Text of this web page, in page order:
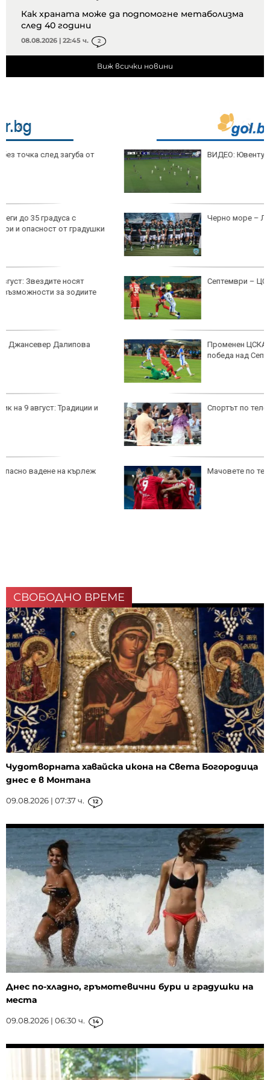
Как храната може да подпомогне метаболизма
след 40 години
08.08.2026 | 22:45 ч. 2
Виж всички новини
ВИДЕО: Ювентус – Интер
Черно море – Лудогорец
Септември – ЦСКА
Променен ЦСКА излиза за задължителна
победа над Септември
Спортът по телевизията днес, 9 авуст
Мачовете по телевизията днес, 9 август
СВОБОДНО ВРЕМЕ
Чудотворната хавайска икона на Света Богородица
днес е в Монтана
09.08.2026 | 07:37 ч. 12
Днес по-хладно, гръмотевични бури и градушки на
места
09.08.2026 | 06:30 ч. 14